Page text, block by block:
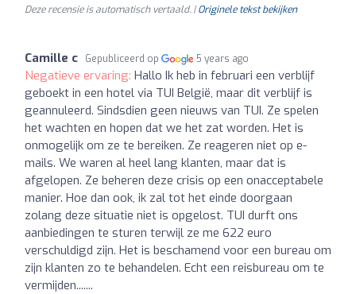
Deze recensie is automatisch vertaald. |Originele tekst bekijken
Camille c Gepubliceerd op 5 years ago
Negatieve ervaring: Hallo Ik heb in februari een verblijf
geboekt in een hotel via TUI België, maar dit verblijf is
geannuleerd. Sindsdien geen nieuws van TUI. Ze spelen
het wachten en hopen dat we het zat worden. Het is
onmogelijk om ze te bereiken. Ze reageren niet op e-
mails. We waren al heel lang klanten, maar dat is
afgelopen. Ze beheren deze crisis op een onacceptabele
manier. Hoe dan ook, ik zal tot het einde doorgaan
zolang deze situatie niet is opgelost. TUI durft ons
aanbiedingen te sturen terwijl ze me 622 euro
verschuldigd zijn. Het is beschamend voor een bureau om
zijn klanten zo te behandelen. Echt een reisbureau om te
vermijden.......